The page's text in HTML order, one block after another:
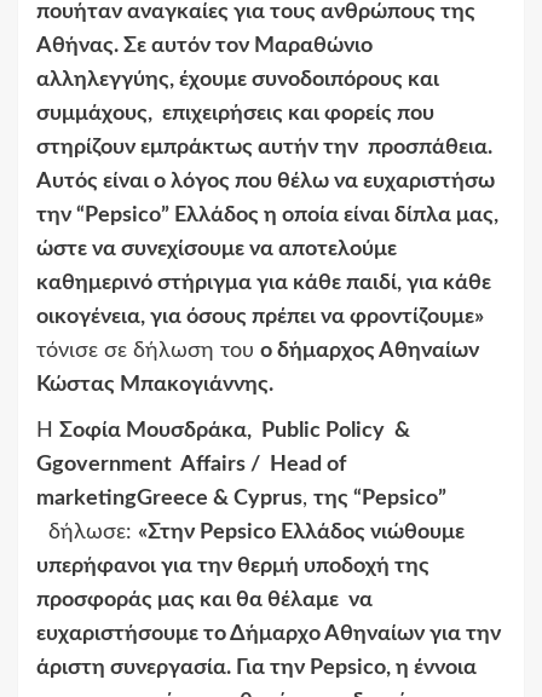
πουήταν αναγκαίες για τους ανθρώπους της
Αθήνας. Σε αυτόν τον Μαραθώνιο
αλληλεγγύης, έχουμε συνοδοιπόρους και
συμμάχους, επιχειρήσεις και φορείς που
στηρίζουν εμπράκτως αυτήν την προσπάθεια.
Αυτός είναι ο λόγος που θέλω να ευχαριστήσω
την “Pepsico” Ελλάδος η οποία είναι δίπλα μας,
ώστε να συνεχίσουμε να αποτελούμε
καθημερινό στήριγμα για κάθε παιδί, για κάθε
οικογένεια, για όσους πρέπει να φροντίζουμε»
τόνισε σε δήλωση του ο δήμαρχος Αθηναίων
Κώστας Μπακογιάννης.
Η Σοφία Μουσδράκα, Public Policy &
Ggovernment Affairs / H ead of
marketingGreece & Cyprus, της “ Pepsico”
δήλωσε: «Στην Pepsico Ελλάδος νιώθουμε
υπερήφανοι για την θερμή υποδοχή της
προσφοράς μας και θα θέλαμε να
ευχαριστήσουμε το Δήμαρχο Αθηναίων για την
άριστη συνεργασία. Για την Pepsico, η έννοια